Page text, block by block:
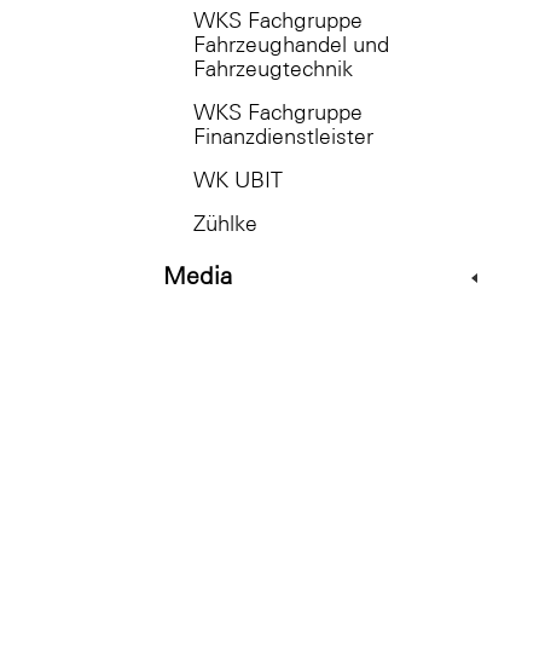
WKS Fachgruppe
Fahrzeughandel und
Fahrzeugtechnik
WKS Fachgruppe
Finanzdienstleister
WK UBIT
Zühlke
Media